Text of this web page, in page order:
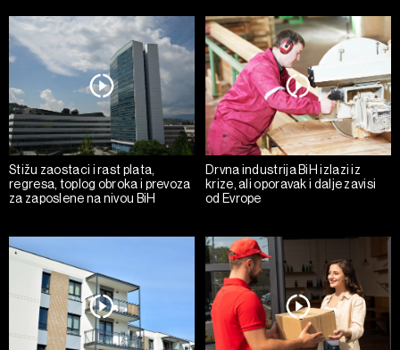
Stižu zaostaci i rast plata,
regresa, toplog obroka i prevoza
za zaposlene na nivou BiH
Drvna industrija BiH izlazi iz
krize, ali oporavak i dalje zavisi
od Evrope